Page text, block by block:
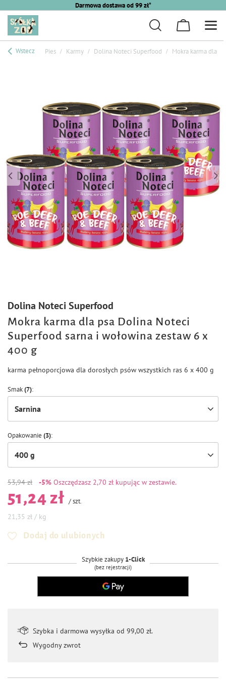
Darmowa dostawa od 99 zł*
Wstecz Pies Karmy Dolina Noteci Superfood Mokra karma dla
Dolina Noteci Superfood
Mokra karma dla psa Dolina Noteci
Superfood sarna i wołowina zestaw 6 x
400 g
karma pełnoporcjowa dla dorosłych psów wszystkich ras 6 x 400 g
Smak(7)
Sarnina
Opakowanie (3)
400 g
53,94 zł -5% Oszczędzasz 2,70 zł kupując w zestawie.
51,24 zł /szt.
21,35 zł / kg
Dodaj do ulubionych
Szybkie zakupy 1-Click
(bez rejestracji)
Szybka i darmowa wysyłka od 99,00 zł.
Wygodny zwrot